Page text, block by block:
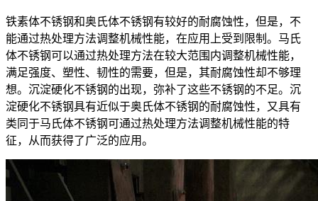
铁素体不锈钢和奥氏体不锈钢有较好的耐腐蚀性，但是，不
能通过热处理方法调整机械性能，在应用上受到限制。马氏
体不锈钢可以通过热处理方法在较大范围内调整机械性能，
满足强度、塑性、韧性的需要，但是，其耐腐蚀性却不够理
想。沉淀硬化不锈钢的出现，弥补了这些不锈钢的不足。沉
淀硬化不锈钢具有近似于奥氏体不锈钢的耐腐蚀性，又具有
类同于马氏体不锈钢可通过热处理方法调整机械性能的特
征，从而获得了广泛的应用。